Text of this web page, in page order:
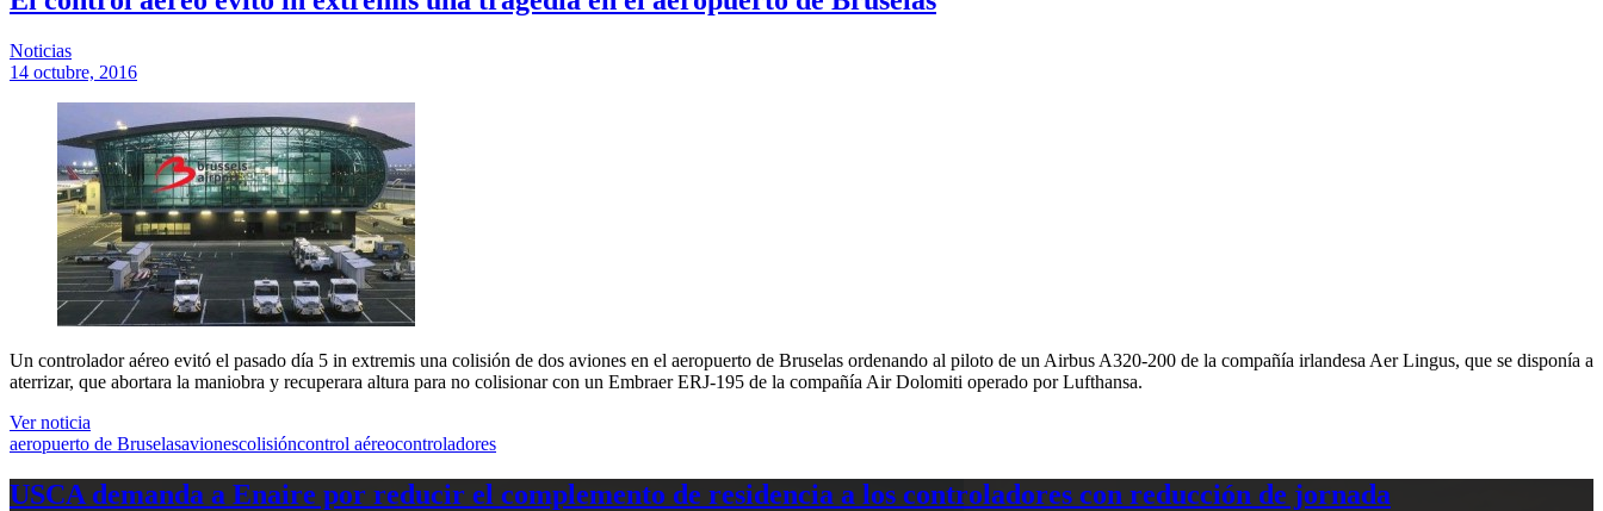
Noticias
14 octubre, 2016
Un controlador aéreo evitó el pasado día 5 in extremis una colisión de dos aviones en el aeropuerto de Bruselas ordenando al piloto de un Airbus A320-200 de la compañía irlandesa Aer Lingus, que se disponía a
aterrizar, que abortara la maniobra y recuperara altura para no colisionar con un Embraer ERJ-195 de la compañía Air Dolomiti operado por Lufthansa.
Ver noticia
aeropuerto de Bruselasavionescolisióncontrol aéreocontroladores
USCA demanda a Enaire por reducir el complemento de residencia a los controladores con reducción de jornada